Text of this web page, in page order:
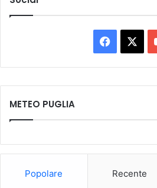
a
c
METEO PUGLIA
Popolare Recente